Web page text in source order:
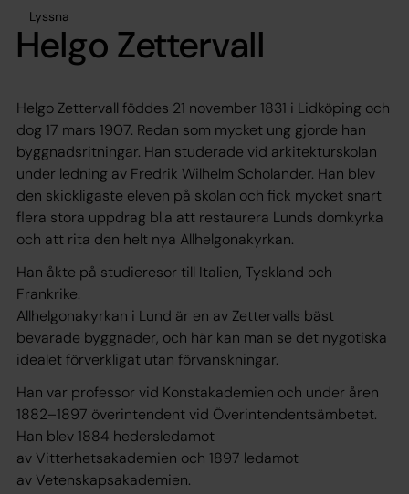
Lyssna
Helgo Zettervall
Helgo Zettervall föddes 21 november 1831 i Lidköping och
dog 17 mars 1907. Redan som mycket ung gjorde han
byggnadsritningar. Han studerade vid arkitekturskolan
under ledning av Fredrik Wilhelm Scholander. Han blev
den skickligaste eleven på skolan och fick mycket snart
flera stora uppdrag bl.a att restaurera Lunds domkyrka
och att rita den helt nya Allhelgonakyrkan.
Han åkte på studieresor till Italien, Tyskland och
Frankrike.
Allhelgonakyrkan i Lund är en av Zettervalls bäst
bevarade byggnader, och här kan man se det nygotiska
idealet förverkligat utan förvanskningar.
Han var professor vid Konstakademien och under åren
1882–1897 överintendent vid Överintendentsämbetet.
Han blev 1884 hedersledamot
av Vitterhetsakademien och 1897 ledamot
av Vetenskapsakademien.